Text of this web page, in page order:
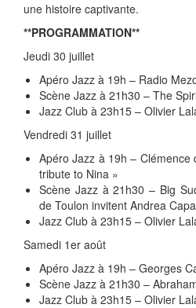
une histoire captivante.
**PROGRAMMATION**
Jeudi 30 juillet
Apéro Jazz à 19h – Radio
Scène Jazz à 21h30 – The
Jazz Club à 23h15 – Olivier
Vendredi 31 juillet
Apéro Jazz à 19h –
tribute to Nina »
Scène Jazz à 21h30 – Big
de Toulon invitent Andrea
Jazz Club à 23h15 – Olivier
Samedi 1er août
Apéro Jazz à 19h – Georges
Scène Jazz à 21h30 –
Jazz Club à 23h15 – Olivier